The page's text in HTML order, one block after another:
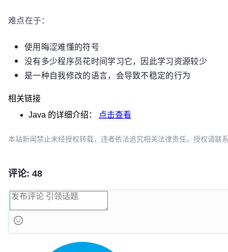
难点在于：
使用晦涩难懂的符号
没有多少程序员花时间学习它，因此学习资源较少
是一种自我修改的语言，会导致不稳定的行为
相关链接
Java 的详细介绍： 点击查看
本站新闻禁止未经授权转载，违者依法追究相关法律责任。授权请联
评论: 48